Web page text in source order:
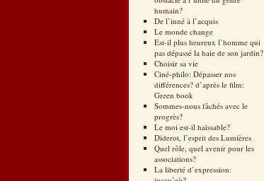
humain?
De l’inné à l’acquis
Le monde change
Est-il plus heureux l’homme qui
pas dépassé la haie de son jardin?
Choisir sa vie
Ciné-philo: Dépasser nos
différences? d’après le film:
Green book
Sommes-nous fâchés avec le
progrès?
Le moi est-il haïssable?
Diderot, l’esprit des Lumières
Quel rôle, quel avenir pour les
associations?
La liberté d’expression: